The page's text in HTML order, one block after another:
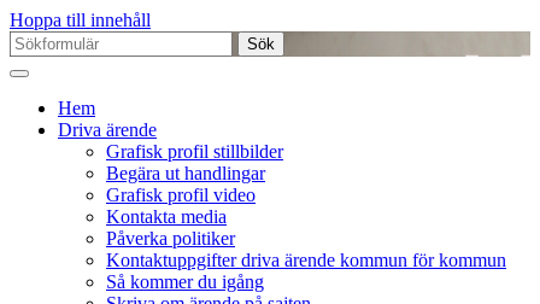
Hoppa till innehåll
Sök
efter:
Hem
Driva ärende
Grafisk profil stillbilder
Begära ut handlingar
Grafisk profil video
Kontakta media
Påverka politiker
Kontaktuppgifter driva ärende kommun för kommun
Så kommer du igång